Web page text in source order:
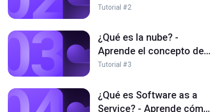
¿comunicaciones en la
Tutorial #2
¿Qué es la nube? -
Aprende el concepto de
Nube y Servidor
Tutorial #3
¿Qué es Software as a
Service? - Aprende cómo